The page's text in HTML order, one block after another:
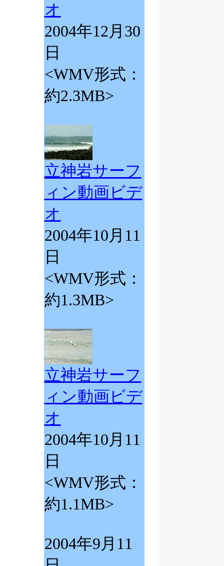
オ
2004年12月30
日
<WMV形式：
約2.3MB>
立神岩サーフ
ィン動画ビデ
オ
2004年10月11
日
<WMV形式：
約1.3MB>
立神岩サーフ
ィン動画ビデ
オ
2004年10月11
日
<WMV形式：
約1.1MB>
2004年9月11